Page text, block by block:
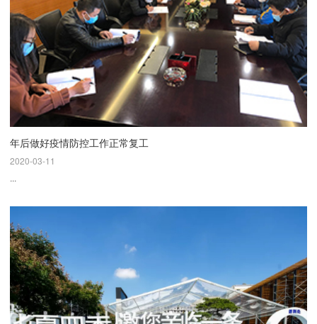
年后做好疫情防控工作正常复工
2020-03-11
...